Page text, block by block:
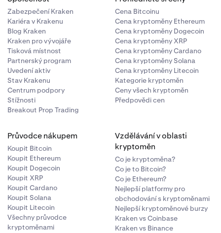
Zabezpečení Kraken
Kariéra v Krakenu
Blog Kraken
Kraken pro vývojáře
Tisková místnost
Partnerský program
Uvedení aktiv
Stav Krakenu
Centrum podpory
Stížnosti
Breakout Prop Trading
Cena Bitcoinu
Cena kryptoměny Ethereum
Cena kryptoměny Dogecoin
Cena kryptoměny XRP
Cena kryptoměny Cardano
Cena kryptoměny Solana
Cena kryptoměny Litecoin
Kategorie kryptoměn
Ceny všech kryptoměn
Předpovědi cen
Průvodce nákupem
Koupit Bitcoin
Koupit Ethereum
Koupit Dogecoin
Koupit XRP
Koupit Cardano
Koupit Solana
Koupit Litecoin
Všechny průvodce
kryptoměnami
Vzdělávání v oblasti
kryptoměn
Co je kryptoměna?
Co je to Bitcoin?
Co je Ethereum?
Nejlepší platformy pro
obchodování s kryptoměnami
Nejlepší kryptoměnové burzy
Kraken vs Coinbase
Kraken vs Binance